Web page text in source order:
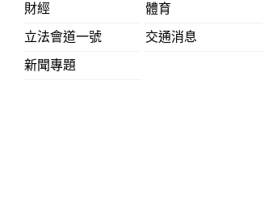
財經
體育
立法會道一號
交通消息
新聞專題